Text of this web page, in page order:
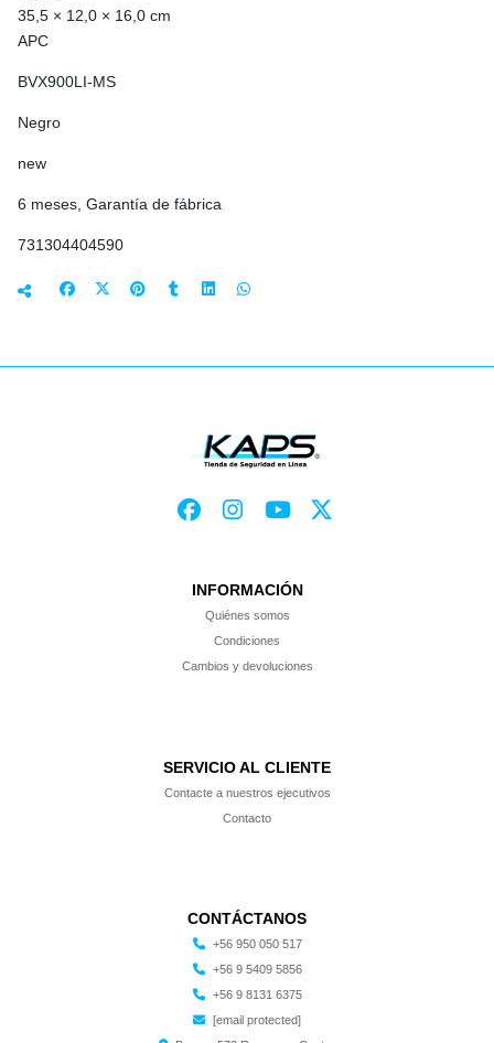
35,5 × 12,0 × 16,0 cm
APC
BVX900LI-MS
Negro
new
6 meses, Garantía de fábrica
731304404590
INFORMACIÓN
Quiénes somos
Condiciones
Cambios y devoluciones
SERVICIO AL CLIENTE
Contacte a nuestros ejecutivos
Contacto
CONTÁCTANOS
+56 950 050 517
+56 9 5409 5856
+56 9 8131 6375
[email protected]